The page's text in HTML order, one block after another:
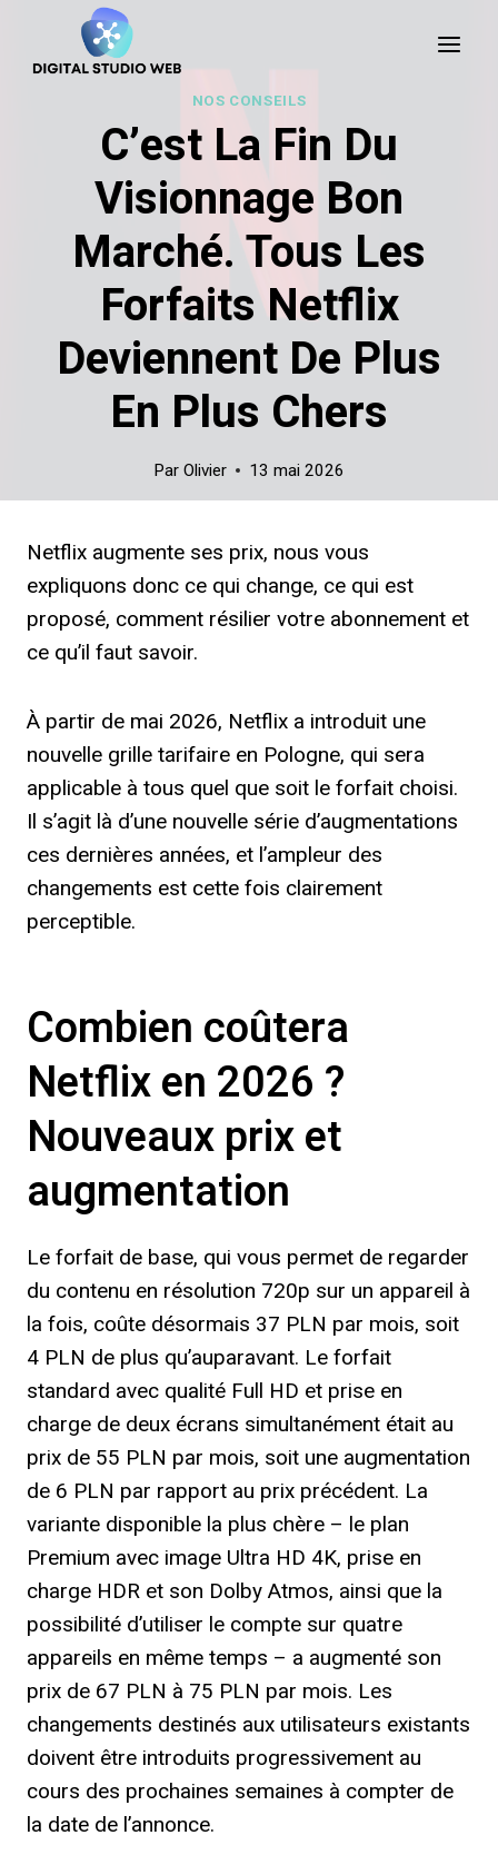
content
NOS CONSEILS
C’est La Fin Du
Visionnage Bon
Marché. Tous Les
Forfaits Netflix
Deviennent De Plus
En Plus Chers
Par Olivier 13 mai 2026
Netflix augmente ses prix, nous vous
expliquons donc ce qui change, ce qui est
proposé, comment résilier votre abonnement et
ce qu’il faut savoir.
À partir de mai 2026, Netflix a introduit une
nouvelle grille tarifaire en Pologne, qui sera
applicable à tous quel que soit le forfait choisi.
Il s’agit là d’une nouvelle série d’augmentations
ces dernières années, et l’ampleur des
changements est cette fois clairement
perceptible.
Combien coûtera
Netflix en 2026 ?
Nouveaux prix et
augmentation
Le forfait de base, qui vous permet de regarder
du contenu en résolution 720p sur un appareil à
la fois, coûte désormais 37 PLN par mois, soit
4 PLN de plus qu’auparavant. Le forfait
standard avec qualité Full HD et prise en
charge de deux écrans simultanément était au
prix de 55 PLN par mois, soit une augmentation
de 6 PLN par rapport au prix précédent. La
variante disponible la plus chère – le plan
Premium avec image Ultra HD 4K, prise en
charge HDR et son Dolby Atmos, ainsi que la
possibilité d’utiliser le compte sur quatre
appareils en même temps – a augmenté son
prix de 67 PLN à 75 PLN par mois. Les
changements destinés aux utilisateurs existants
doivent être introduits progressivement au
cours des prochaines semaines à compter de
la date de l’annonce.